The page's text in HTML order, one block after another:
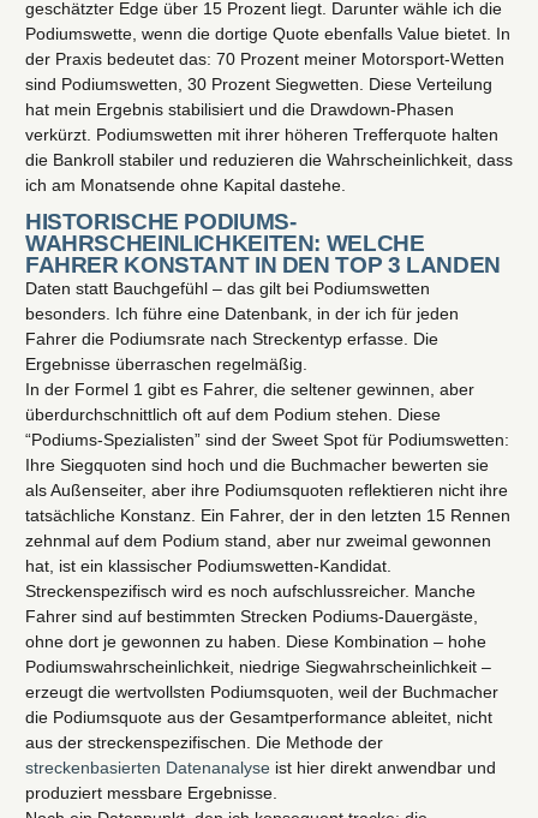
geschätzter Edge über 15 Prozent liegt. Darunter wähle ich die
Podiumswette, wenn die dortige Quote ebenfalls Value bietet. In
der Praxis bedeutet das: 70 Prozent meiner Motorsport-Wetten
sind Podiumswetten, 30 Prozent Siegwetten. Diese Verteilung
hat mein Ergebnis stabilisiert und die Drawdown-Phasen
verkürzt. Podiumswetten mit ihrer höheren Trefferquote halten
die Bankroll stabiler und reduzieren die Wahrscheinlichkeit, dass
ich am Monatsende ohne Kapital dastehe.
HISTORISCHE PODIUMS-
WAHRSCHEINLICHKEITEN: WELCHE
FAHRER KONSTANT IN DEN TOP 3 LANDEN
Daten statt Bauchgefühl – das gilt bei Podiumswetten
besonders. Ich führe eine Datenbank, in der ich für jeden
Fahrer die Podiumsrate nach Streckentyp erfasse. Die
Ergebnisse überraschen regelmäßig.
In der Formel 1 gibt es Fahrer, die seltener gewinnen, aber
überdurchschnittlich oft auf dem Podium stehen. Diese
“Podiums-Spezialisten” sind der Sweet Spot für Podiumswetten:
Ihre Siegquoten sind hoch und die Buchmacher bewerten sie
als Außenseiter, aber ihre Podiumsquoten reflektieren nicht ihre
tatsächliche Konstanz. Ein Fahrer, der in den letzten 15 Rennen
zehnmal auf dem Podium stand, aber nur zweimal gewonnen
hat, ist ein klassischer Podiumswetten-Kandidat.
Streckenspezifisch wird es noch aufschlussreicher. Manche
Fahrer sind auf bestimmten Strecken Podiums-Dauergäste,
ohne dort je gewonnen zu haben. Diese Kombination – hohe
Podiumswahrscheinlichkeit, niedrige Siegwahrscheinlichkeit –
erzeugt die wertvollsten Podiumsquoten, weil der Buchmacher
die Podiumsquote aus der Gesamtperformance ableitet, nicht
aus der streckenspezifischen. Die Methode der
streckenbasierten Datenanalyse ist hier direkt anwendbar und
produziert messbare Ergebnisse.